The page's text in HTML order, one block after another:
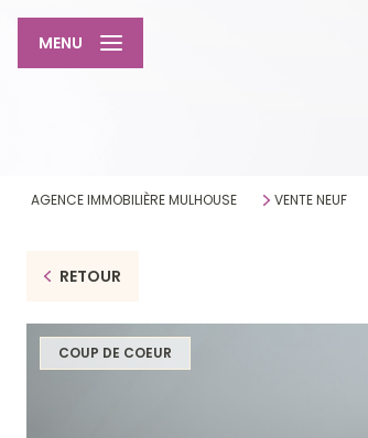
MENU
AGENCE IMMOBILIÈRE MULHOUSE VENTE NEUF
RETOUR
COUP DE COEUR